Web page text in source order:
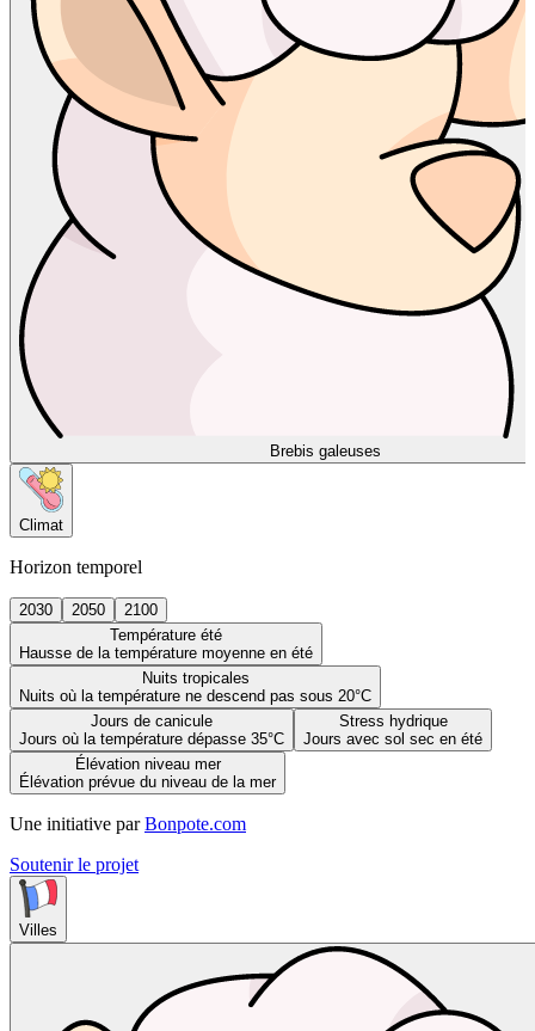
Brebis galeuses
Climat
Horizon temporel
2030 2050
2100
Température été
Hausse de la température moyenne en été
Nuits tropicales
Nuits où la température ne descend pas sous 20°C
Jours de canicule
Jours où la température dépasse 35°C
Stress hydrique
Jours avec sol sec en été
Élévation niveau mer
Élévation prévue du niveau de la mer
Une initiative par Bonpote.com
Soutenir le projet
Villes